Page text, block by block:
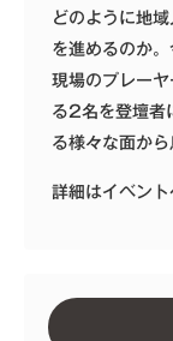
どのように地
を進めるのか
現場のプレー
る2名を登壇者
る様々な面か
詳細はイベン